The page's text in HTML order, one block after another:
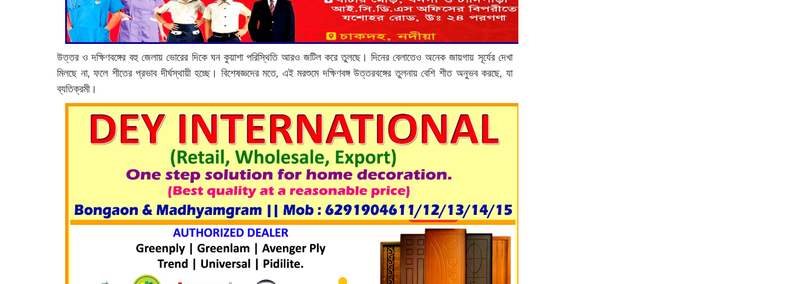
উত্তর ও দক্ষিণবঙ্গের বহু জেলায় ভোরের দিকে ঘন কুয়াশা পরিস্থিতি আরও জটিল করে তুলছে। দিনের বেলাতেও অনেক জায়গায় সূর্যের দেখা
মিলছে না, ফলে শীতের প্রভাব দীর্ঘস্থায়ী হচ্ছে। বিশেষজ্ঞদের মতে, এই মরশুমে দক্ষিণবঙ্গ উত্তরবঙ্গের তুলনায় বেশি শীত অনুভব করছে, যা
ব্যতিক্রমী।